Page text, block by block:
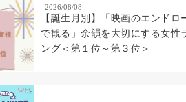
2026/08/08
【誕生月別】「映画のエンドロ
で観る」余韻を大切にする女性
ング＜第１位～第３位＞